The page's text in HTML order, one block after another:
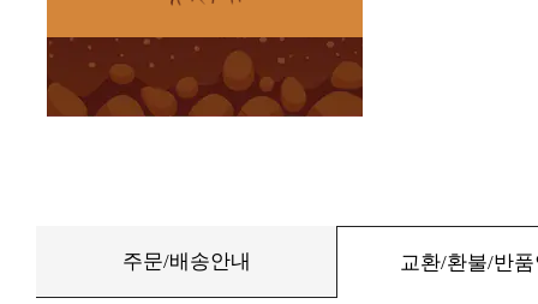
주문/배송안내 교환/환불/반